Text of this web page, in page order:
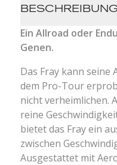
BESCHREIBUNG
Ein Allroad oder
Genen.
Das Fray kann seine
dem Pro-Tour
nicht verheimlichen.
reine
bietet das Fray ein
zwischen
Ausgestattet mit